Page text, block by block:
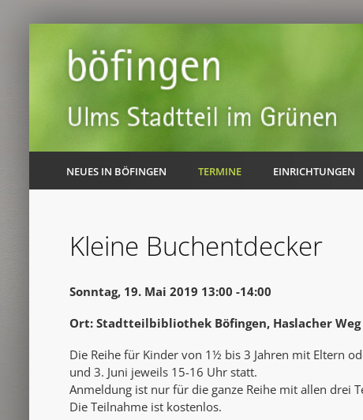
NEUES IN BÖFINGEN TERMINE EINRICHTUNGEN
Kleine Buchentdecker
Sonntag, 19. Mai 2019 13:00 -14:00
Ort: Stadtteilbibliothek Böfingen, Haslacher Weg
Die Reihe für Kinder von 1½ bis 3 Jahren mit Eltern
und 3. Juni jeweils 15-16 Uhr statt.
Anmeldung ist nur für die ganze Reihe mit allen drei
Die Teilnahme ist kostenlos.